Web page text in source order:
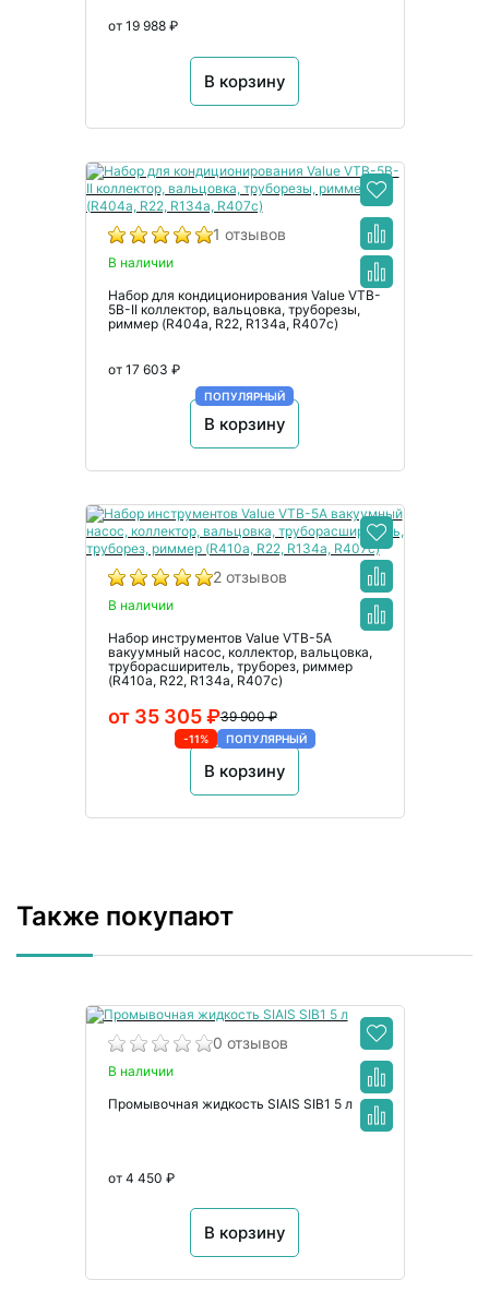
от 19 988 ₽
В корзину
1 отзывов
В наличии
Набор для кондиционирования Value VTB-
5B-II коллектор, вальцовка, труборезы,
риммер (R404a, R22, R134а, R407с)
от 17 603 ₽
В корзину
ПОПУЛЯРНЫЙ
2 отзывов
В наличии
Набор инструментов Value VTB-5A
вакуумный насос, коллектор, вальцовка,
труборасширитель, труборез, риммер
(R410a, R22, R134а, R407с)
39 900 ₽
от 35 305 ₽
В корзину
-11% ПОПУЛЯРНЫЙ
Также покупают
0 отзывов
В наличии
Промывочная жидкость SIAIS SIB1 5 л
от 4 450 ₽
В корзину